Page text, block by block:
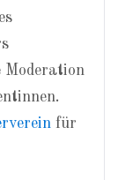
Moderation
für